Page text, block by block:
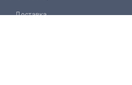
Доставка